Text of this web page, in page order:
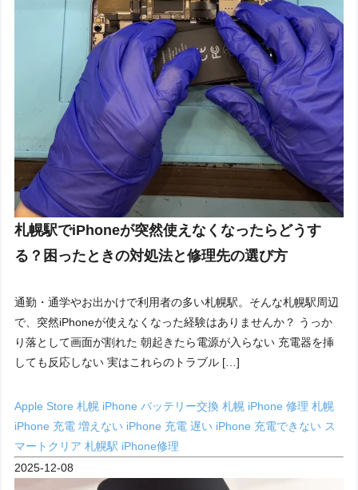
札幌駅でiPhoneが突然使えなくなったらどうす
る？困ったときの対処法と修理先の選び方
通勤・通学やお出かけで利用者の多い札幌駅。そんな札幌駅周辺
で、突然iPhoneが使えなくなった経験はありませんか？ うっか
り落として画面が割れた 朝起きたら電源が入らない 充電器を挿
しても反応しない 実はこれらのトラブル […]
Apple Store 札幌 iPhone バッテリー交換 札幌 iPhone 修理 札幌
iPhone 充電 増えない iPhone 充電 遅い iPhone 充電できない ス
マートクリア札幌駅 iPhone修理
2025-12-08